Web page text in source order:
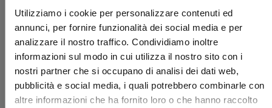
Utilizziamo i cookie per personalizzare contenuti ed
annunci, per fornire funzionalità dei social media e per
analizzare il nostro traffico. Condividiamo inoltre
informazioni sul modo in cui utilizza il nostro sito con i
nostri partner che si occupano di analisi dei dati web,
pubblicità e social media, i quali potrebbero combinarle con
altre informazioni che ha fornito loro o che hanno raccolto
UNA RAGAZZA ALLA MODA - 50TH